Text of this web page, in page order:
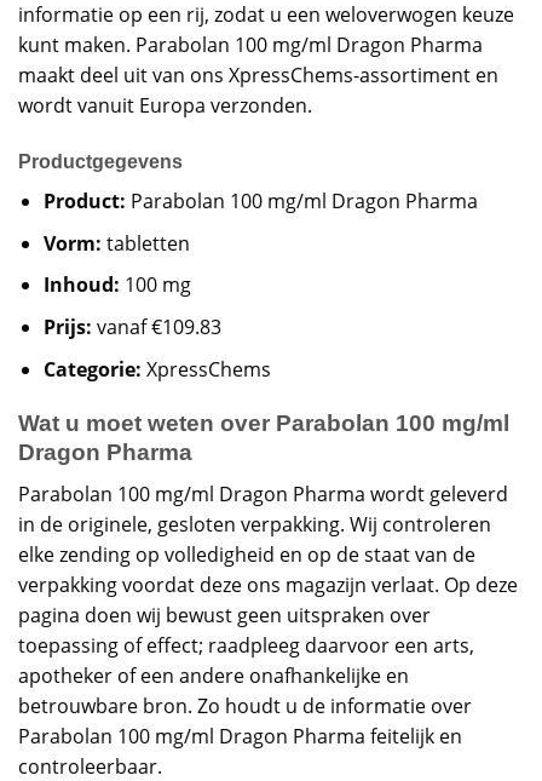
informatie op een rij, zodat u een weloverwogen keuze
kunt maken. Parabolan 100 mg/ml Dragon Pharma
maakt deel uit van ons XpressChems-assortiment en
wordt vanuit Europa verzonden.
Productgegevens
Product: Parabolan 100 mg/ml Dragon Pharma
Vorm: tabletten
Inhoud: 100 mg
Prijs: vanaf €109.83
Categorie: XpressChems
Wat u moet weten over Parabolan 100 mg/ml
Dragon Pharma
Parabolan 100 mg/ml Dragon Pharma wordt geleverd
in de originele, gesloten verpakking. Wij controleren
elke zending op volledigheid en op de staat van de
verpakking voordat deze ons magazijn verlaat. Op deze
pagina doen wij bewust geen uitspraken over
toepassing of effect; raadpleeg daarvoor een arts,
apotheker of een andere onafhankelijke en
betrouwbare bron. Zo houdt u de informatie over
Parabolan 100 mg/ml Dragon Pharma feitelijk en
controleerbaar.